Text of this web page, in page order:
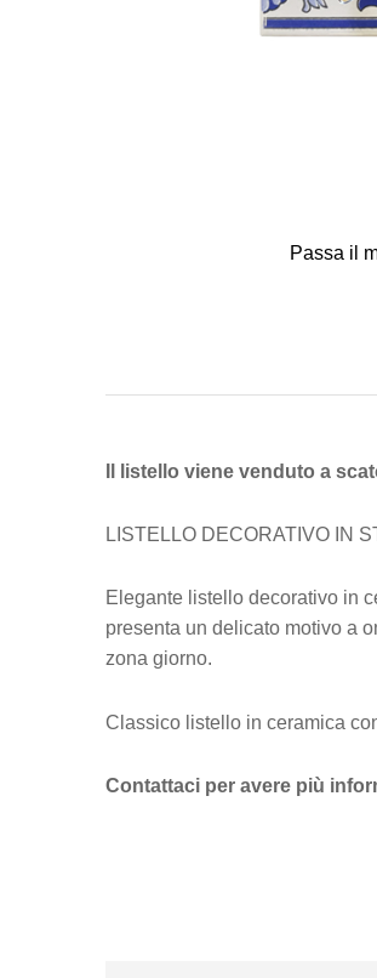
Passa il
Il listello viene venduto a
LISTELLO DECORATIVO IN
Elegante listello decorativo in
presenta un delicato motivo a
zona giorno.
Classico listello in ceramica
Contattaci per avere più